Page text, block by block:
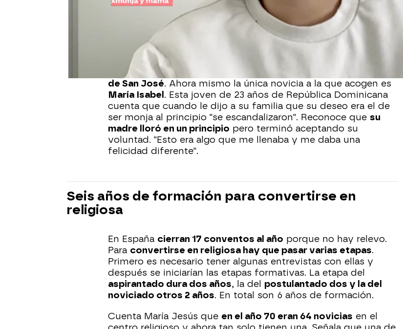
Espejo Público visita una congregación en la queno ha entrado
una novicia española en los últimos 25 años
. En las últimas
décadas ha caído el número de novicias. Las religiosas están
en peligro de extinción.
María Jesús es maestra de novicias en el Noviciado San José
de Madrid que pertenece a las
hermanas carmelitas teresas
de San José. Ahora mismo la única novicia a la que acogen es
María Isabel . Esta joven de 23 años de República Dominicana
cuenta que cuando le dijo a su familia que su deseo era el de
ser monja al principio "se escandalizaron". Reconoce que su
madre lloró en un principio pero terminó aceptando su
voluntad. "Esto era algo que me llenaba y me daba una
felicidad diferente".
Seis años de formación para convertirse en
religiosa
En España cierran 17 conventos al año porque no hay relevo.
Para convertirse en religiosa hay que pasar varias etapas.
Primero es necesario tener algunas entrevistas con ellas y
después se iniciarían las etapas formativas. La etapa del
aspirantado dura dos años, la del postulantado dos y la del
noviciado otros 2 años. En total son 6 años de formación.
Cuenta María Jesús que en el año 70 eran 64 novicias en el